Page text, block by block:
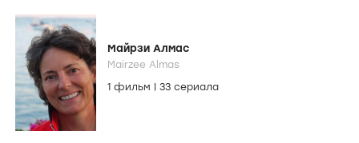
Майрзи Алмас
Mairzee Almas
1 фильм
33 сериала